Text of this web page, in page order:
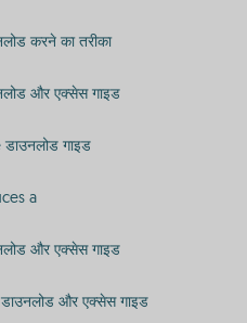
करने का तरीका
और एक्सेस गाइड
गाइड
a
और एक्सेस गाइड
और एक्सेस गाइड